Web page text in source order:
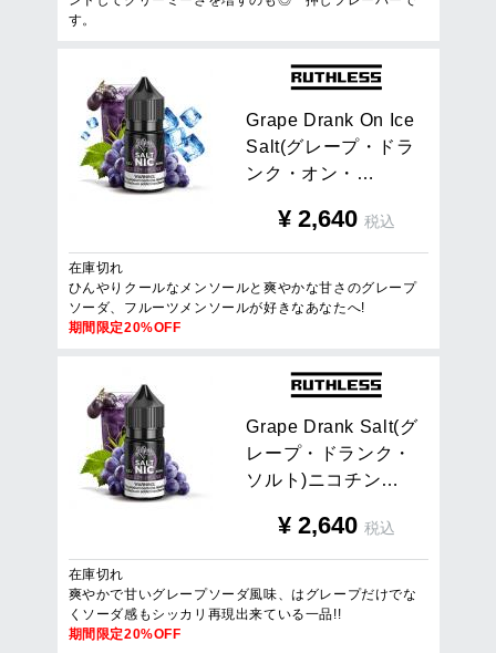
す。
Grape Drank On Ice
Sa lt(グレ ープ・ ド ラ
ン ク ・ オ ン ・ …
¥ 2,640 税込
在庫切れ
ひんやりクールなメンソールと爽やかな甘さのグレープ
ソーダ、フルーツメンソールが好きなあなたへ!
期間限定20%OFF
Grape Drank Sa t(グ
レ ープ・ ドラ ン ク ・
ソ ル ト)ニコチ ン…
¥ 2,640 税込
在庫切れ
爽やかで甘いグレープソーダ風味、はグレープだけでな
くソーダ感もシッカリ再現出来ている一品!!
期間限定20%OFF